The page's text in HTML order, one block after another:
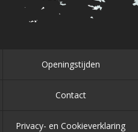
Openingstijden
Contact
Privacy- en Cookieverklaring